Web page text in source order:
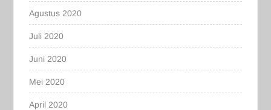
Agustus 2020
Juli 2020
Juni 2020
Mei 2020
April 2020